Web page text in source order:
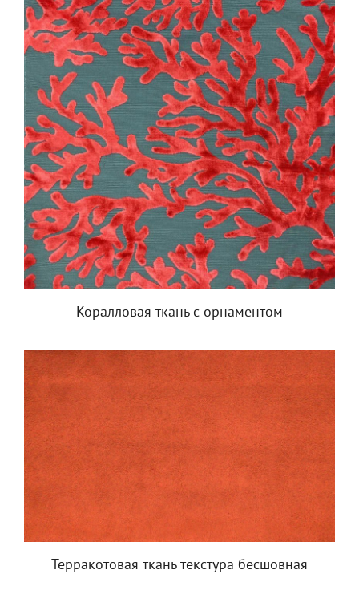
Коралловая ткань с орнаментом
Терракотовая ткань текстура бесшовная